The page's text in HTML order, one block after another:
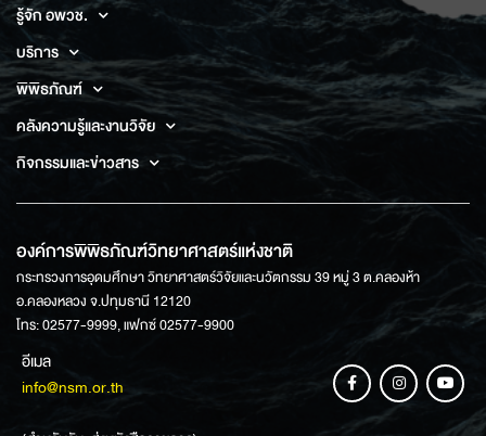
รู้จัก อพวช.
บริการ
พิพิธภัณฑ์
คลังความรู้และงานวิจัย
กิจกรรมและข่าวสาร
องค์การพิพิธภัณฑ์วิทยาศาสตร์แห่งชาติ
กระทรวงการอุดมศึกษา วิทยาศาสตร์วิจัยและนวัตกรรม 39 หมู่ 3 ต.คลองห้า
อ.คลองหลวง จ.ปทุมธานี 12120
โทร: 02577-9999, แฟกซ์ 02577-9900
อีเมล
info@nsm.or.th